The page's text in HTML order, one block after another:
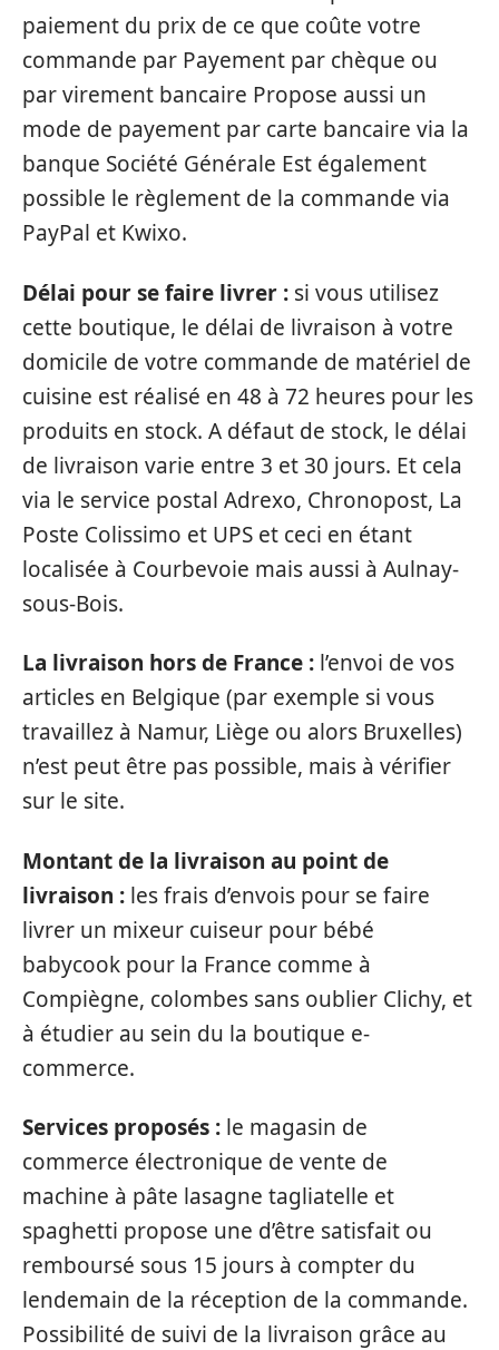
paiement du prix de ce que coûte votre
commande par Payement par chèque ou
par virement bancaire Propose aussi un
mode de payement par carte bancaire via la
banque Société Générale Est également
possible le règlement de la commande via
PayPal et Kwixo.
Délai pour se faire livrer : si vous utilisez
cette boutique, le délai de livraison à votre
domicile de votre commande de matériel de
cuisine est réalisé en 48 à 72 heures pour les
produits en stock. A défaut de stock, le délai
de livraison varie entre 3 et 30 jours. Et cela
via le service postal Adrexo, Chronopost, La
Poste Colissimo et UPS et ceci en étant
localisée à Courbevoie mais aussi à Aulnay-
sous-Bois.
La livraison hors de France : l’envoi de vos
articles en Belgique (par exemple si vous
travaillez à Namur, Liège ou alors Bruxelles)
n’est peut être pas possible, mais à vérifier
sur le site.
Montant de la livraison au point de
livraison : les frais d’envois pour se faire
livrer un mixeur cuiseur pour bébé
babycook pour la France comme à
Compiègne, colombes sans oublier Clichy, et
à étudier au sein du la boutique e-
commerce.
Services proposés : le magasin de
commerce électronique de vente de
machine à pâte lasagne tagliatelle et
spaghetti propose une d’être satisfait ou
remboursé sous 15 jours à compter du
lendemain de la réception de la commande.
Possibilité de suivi de la livraison grâce au